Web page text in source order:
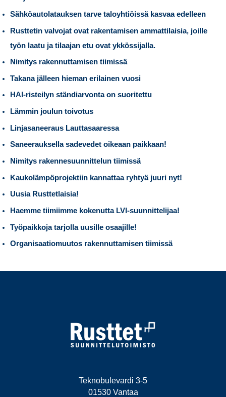
Sähköautolatauksen tarve taloyhtiöissä kasvaa edelleen
Rusttetin valvojat ovat rakentamisen ammattilaisia, joille
työn laatu ja tilaajan etu ovat ykkössijalla.
Nimitys rakennuttamisen tiimissä
Takana jälleen hieman erilainen vuosi
HAI-risteilyn ständiarvonta on suoritettu
Lämmin joulun toivotus
Linjasaneeraus Lauttasaaressa
Saneerauksella sadevedet oikeaan paikkaan!
Nimitys rakennesuunnittelun tiimissä
Kaukolämpöprojektiin kannattaa ryhtyä juuri nyt!
Uusia Rusttetlaisia!
Haemme tiimiimme kokenutta LVI-suunnittelijaa!
Työpaikkoja tarjolla uusille osaajille!
Organisaatiomuutos rakennuttamisen tiimissä
Teknobulevardi 3-5
01530 Vantaa